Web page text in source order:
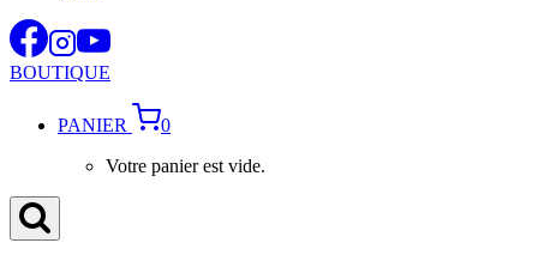
BOUTIQUE
PANIER
0
Votre panier est vide.